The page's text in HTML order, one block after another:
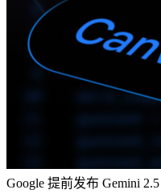
Google 提前发布 Gemini